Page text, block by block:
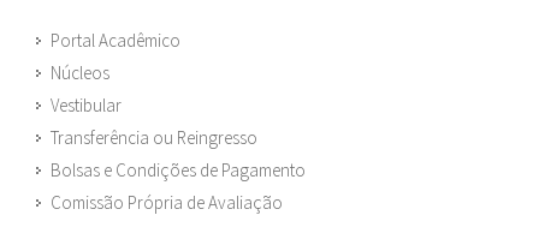
Portal Acadêmico
Núcleos
Vestibular
Transferência ou Reingresso
Bolsas e Condições de Pagamento
Comissão Própria de Avaliação